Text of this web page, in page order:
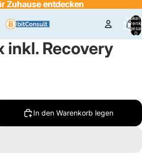
Zuhause entdecken
Zuhause entdecken
Artikel
0
inkl. Recovery
In den Warenkorb legen